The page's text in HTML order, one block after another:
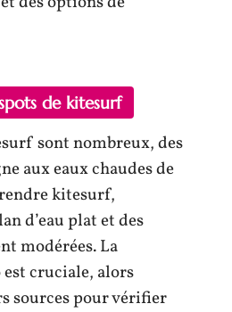
de kitesurf
sont nombreux, des
aux eaux chaudes de
kitesurf,
d’eau plat et des
modérées. La
cruciale, alors
sources pour vérifier